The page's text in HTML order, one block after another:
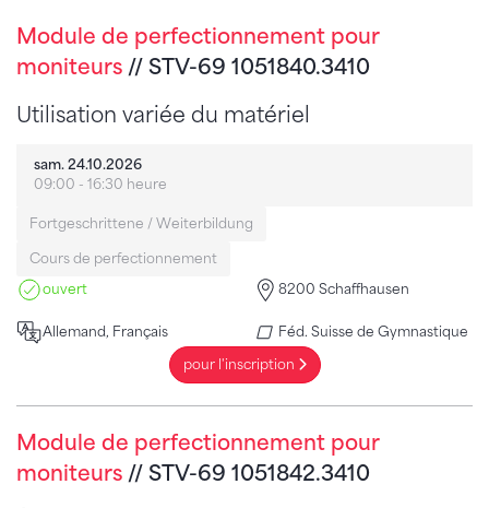
Module de perfectionnement pour
moniteurs // STV-69 1051840.3410
Utilisation variée du matériel
sam. 24.10.2026
09:00 - 16:30 heure
Fortgeschrittene / Weiterbildung
Cours de perfectionnement
ouvert
8200 Schaffhausen
Allemand, Français
Féd. Suisse de Gymnastique
pour l'inscription
Module de perfectionnement pour
moniteurs // STV-69 1051842.3410